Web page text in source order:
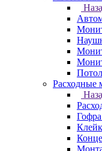
Расходные